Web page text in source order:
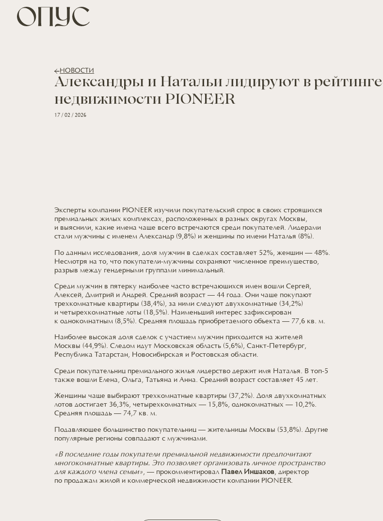
НОВОСТИ
Александры и Натальи лидируют в рейтинге
недвижимости PIONEER
17 / 02 / 2026
Эксперты компании PIONEER изучили покупательский спрос в своих строящихся
премиальных жилых комплексах, расположенных в разных округах Москвы,
и выяснили, какие имена чаще всего встречаются среди покупателей. Лидерами
стали мужчины с именем Александр (9,8%) и женщины по имени Наталья (8%).
По данным исследования, доля мужчин в сделках составляет 52%, женщин — 48%.
Несмотря на то, что покупатели-мужчины сохраняют численное преимущество,
разрыв между гендерными группами минимальный.
Среди мужчин в пятерку наиболее часто встречающихся имен вошли Сергей,
Алексей, Дмитрий и Андрей. Средний возраст — 44 года. Они чаще покупают
трехкомнатные квартиры (38,4%), за ними следуют двухкомнатные (34,2%)
и четырехкомнатные лоты (18,5%). Наименьший интерес зафиксирован
к однокомнатным (8,5%). Средняя площадь приобретаемого объекта — 77,6 кв. м.
Наиболее высокая доля сделок с участием мужчин приходится на жителей
Москвы (44,9%). Следом идут Московская область (5,6%), Санкт-Петербург,
Республика Татарстан, Новосибирская и Ростовская области.
Среди покупательниц премиального жилья лидерство держит имя Наталья. В топ-5
также вошли Елена, Ольга, Татьяна и Анна. Средний возраст составляет 45 лет.
Женщины чаще выбирают трехкомнатные квартиры (37,2%). Доля двухкомнатных
лотов достигает 36,3%, четырехкомнатных — 15,8%, однокомнатных — 10,2%.
Средняя площадь — 74,7 кв. м.
Подавляющее большинство покупательниц — жительницы Москвы (53,8%). Другие
популярные регионы совпадают с мужчинами.
«В последние годы покупатели премиальной недвижимости предпочитают
многокомнатные квартиры. Это позволяет организовать личное пространство
для каждого члена семьи», — прокомментировал Павел Иншаков, директор
по продажам жилой и коммерческой недвижимости компании PIONEER.